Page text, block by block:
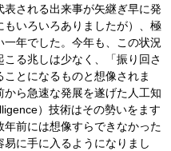
表される出来事が矢継ぎ早に発
もいろいろありましたが）、極
一年でした。今年も、この状況
こる兆しは少なく、「振り回さ
とになるものと想像されま
から急速な発展を遂げた⼈⼯知
）技術はその勢いをます
年前には想像すらできなかった
易に手に入るようになりまし